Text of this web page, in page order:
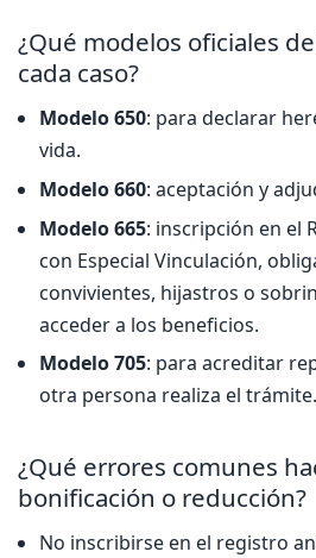
¿Qué modelos oficiales
cada caso?
Modelo 650: para declarar
vida.
Modelo 660: aceptación y
Modelo 665: inscripción en el
con Especial Vinculación,
convivientes, hijastros o
acceder a los beneficios.
Modelo 705: para acreditar
otra persona realiza el trámite.
¿Qué errores comunes
bonificación o reducción?
No inscribirse en el registro